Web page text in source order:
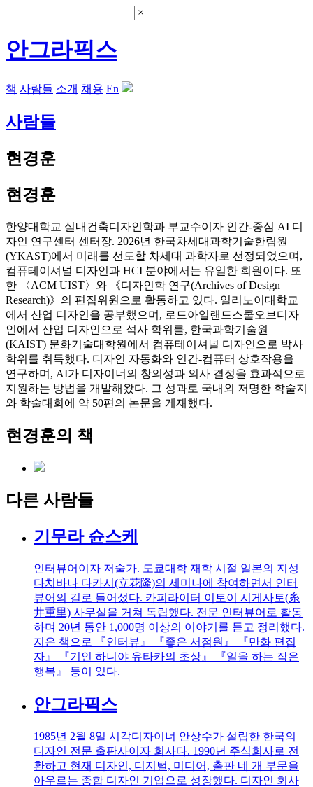
×
안그라픽스
책 사람들 소개 채용 En
사람들
현경훈
현경훈
한양대학교 실내건축디자인학과 부교수이자 인간-중심 AI 디
자인 연구센터 센터장. 2026년 한국차세대과학기술한림원
(YKAST)에서 미래를 선도할 차세대 과학자로 선정되었으며,
컴퓨테이셔널 디자인과 HCI 분야에서는 유일한 회원이다. 또
한 〈ACM UIST〉와 《디자인학 연구(Archives of Design
Research)》의 편집위원으로 활동하고 있다. 일리노이대학교
에서 산업 디자인을 공부했으며, 로드아일랜드스쿨오브디자
인에서 산업 디자인으로 석사 학위를, 한국과학기술원
(KAIST) 문화기술대학원에서 컴퓨테이셔널 디자인으로 박사
학위를 취득했다. 디자인 자동화와 인간-컴퓨터 상호작용을
연구하며, AI가 디자이너의 창의성과 의사 결정을 효과적으로
지원하는 방법을 개발해왔다. 그 성과로 국내외 저명한 학술지
와 학술대회에 약 50편의 논문을 게재했다.
현경훈의 책
다른 사람들
기무라 슌스케
인터뷰어이자 저술가. 도쿄대학 재학 시절 일본의 지성
다치바나 다카시(⽴花隆)의 세미나에 참여하면서 인터
뷰어의 길로 들어섰다. 카피라이터 이토이 시게사토(糸
井重⾥) 사무실을 거쳐 독립했다. 전문 인터뷰어로 활동
하며 20년 동안 1,000명 이상의 이야기를 듣고 정리했다.
지은 책으로 『인터뷰』 『좋은 서점원』 『만화 편집
자』 『기인 하니야 유타카의 초상』 『일을 하는 작은
행복』 등이 있다.
안그라픽스
1985년 2월 8일 시각디자이너 안상수가 설립한 한국의
디자인 전문 출판사이자 회사다. 1990년 주식회사로 전
환하고 현재 디자인, 디지털, 미디어, 출판 네 개 부문을
아우르는 종합 디자인 기업으로 성장했다. 디자인 회사